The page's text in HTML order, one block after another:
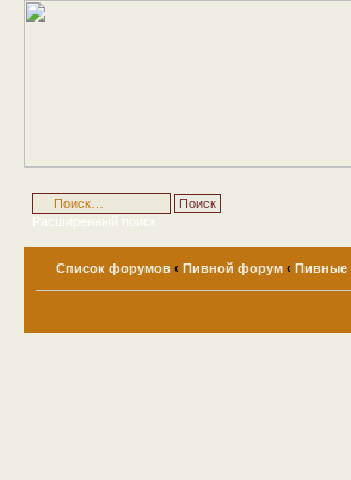
Расширенный поиск
Список форумов ‹ Пивной форум ‹ Пивные